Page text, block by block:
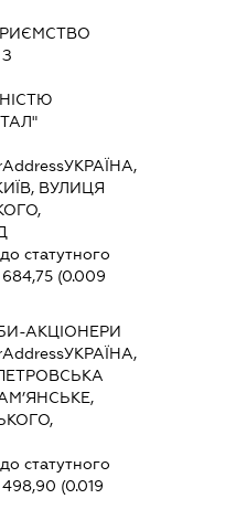
УКРАЇНА,
ВУЛИЦЯ
статутного
684,75 (0.009
АКЦІОНЕРИ
УКРАЇНА,
статутного
498,90 (0.019